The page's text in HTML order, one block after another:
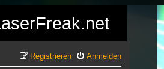
Anmelden
Registrieren